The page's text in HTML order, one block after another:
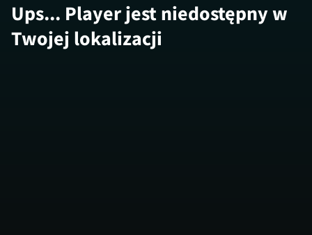
Ups... Player jest niedostępny w
Twojej lokalizacji